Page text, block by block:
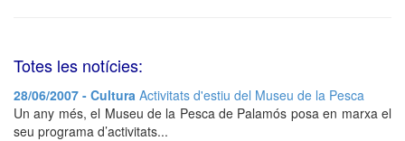
Totes les notícies:
28/06/2007 - Cultura Activitats d'estiu del Museu de la Pesca
Un any més, el Museu de la Pesca de Palamós posa en marxa el
seu programa d’activitats...